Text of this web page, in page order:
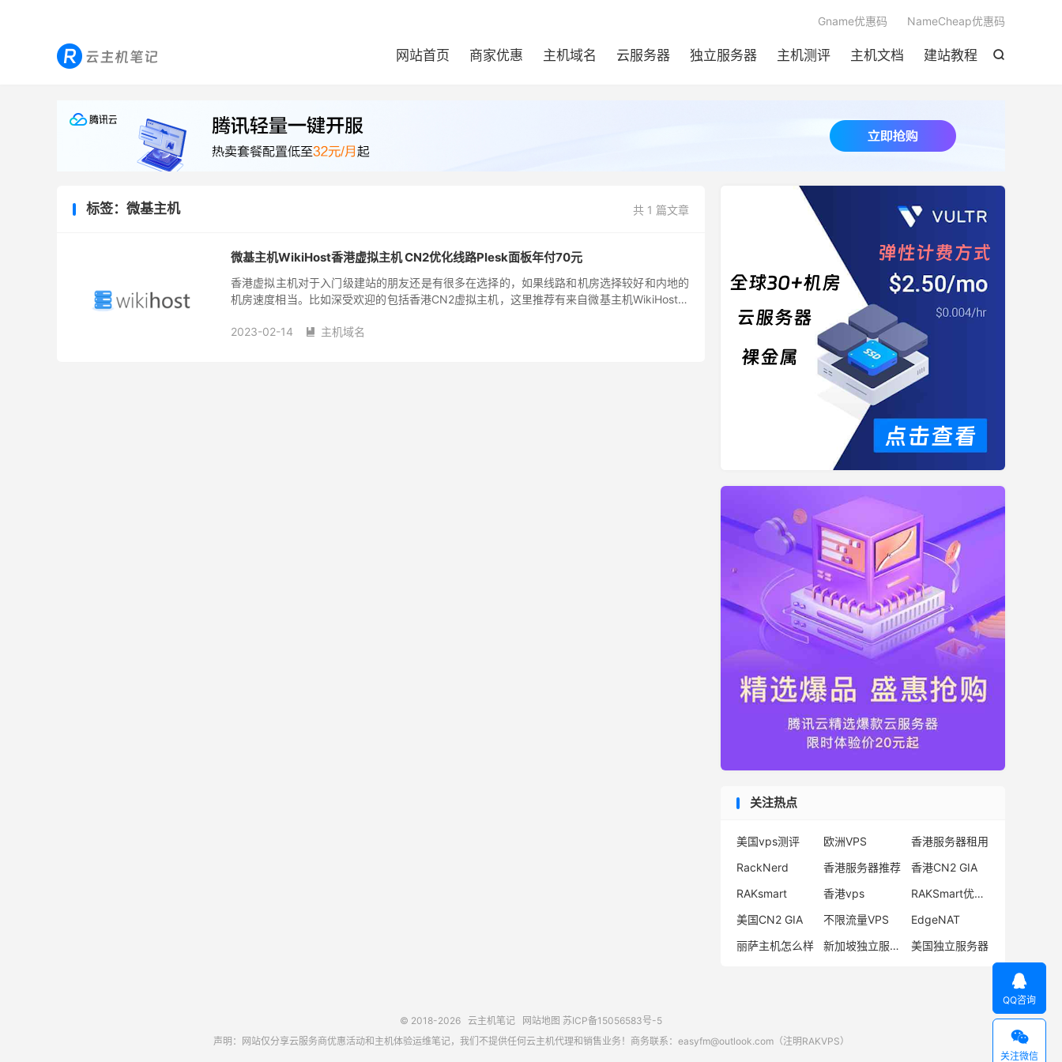

网站首页 商家优惠 主机域名 云服务器 独立服务器 主机测评 主机文档 建站教程
Gname优惠码 NameCheap优惠码
共 1 篇文章
标签：微基主机
微基主机WikiHost香港虚拟主机 CN2优化线路Plesk面板年付70元
香港虚拟主机对于入门级建站的朋友还是有很多在选择的，如果线路和机房选择较好和内地的
机房速度相当。比如深受欢迎的包括香港CN2虚拟主机，这里推荐有来自微基主机WikiHost。
2023-02-14
 主机域名
关注热点
美国vps测评 欧洲VPS
香港服务器租用
RackNerd
香港服务器推荐
香港CN2 GIA
RAKsmart
香港vps
RAKSmart优惠码
美国CN2 GIA
不限流量VPS
EdgeNAT
丽萨主机怎么样
新加坡独立服务器 美国独立服务器
© 2018-2026 云主机笔记 网站地图 苏ICP备15056583号-5
声明：网站仅分享云服务商优惠活动和主机体验运维笔记，我们不提供任何云主机代理和销售业务！商务联系：easyfm@outlook.com（注明RAKVPS）

QQ咨询

关注微信